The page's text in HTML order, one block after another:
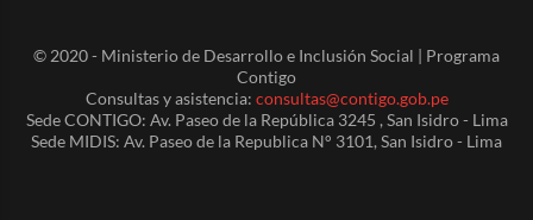
© 2020 - Ministerio de Desarrollo e Inclusión Social | Programa
Contigo
Consultas y asistencia: consultas@contigo.gob.pe
Sede CONTIGO: Av. Paseo de la República 3245 , San Isidro - Lima
Sede MIDIS: Av. Paseo de la Republica N° 3101, San Isidro - Lima